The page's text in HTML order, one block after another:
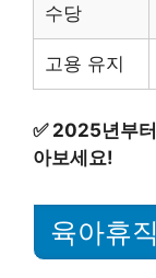
수당
고용 유지
✅ 2025년부
아보세요!
육아휴